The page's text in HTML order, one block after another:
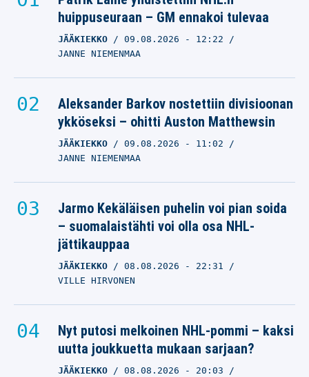
huippuseuraan – GM ennakoi tulevaa
JÄÄKIEKKO 09.08.2026 - 12:22
JANNE NIEMENMAA
Aleksander Barkov nostettiin divisioonan
ykköseksi – ohitti Auston Matthewsin
JÄÄKIEKKO 09.08.2026 - 11:02
JANNE NIEMENMAA
Jarmo Kekäläisen puhelin voi pian soida
– suomalaistähti voi olla osa NHL-
jättikauppaa
JÄÄKIEKKO 08.08.2026 - 22:31
VILLE HIRVONEN
Nyt putosi melkoinen NHL-pommi – kaksi
uutta joukkuetta mukaan sarjaan?
JÄÄKIEKKO 08.08.2026 - 20:03